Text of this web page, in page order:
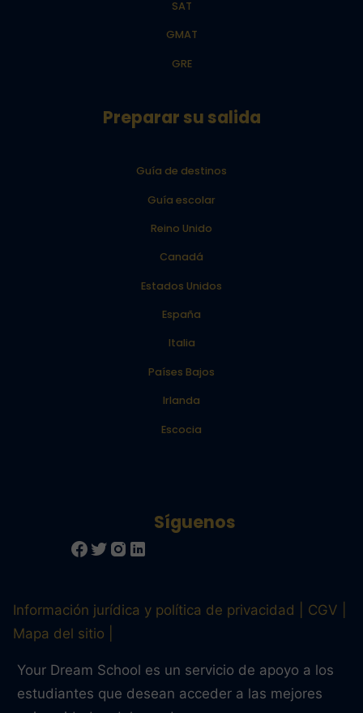
SAT
GMAT
GRE
Preparar su salida
Guía de destinos
Guía escolar
Reino Unido
Canadá
Estados Unidos
España
Italia
Países Bajos
Irlanda
Escocia
Información jurídica y política de privacidad
CGV
Mapa del sitio
Your Dream School es un servicio de apoyo a los
estudiantes que desean acceder a las mejores